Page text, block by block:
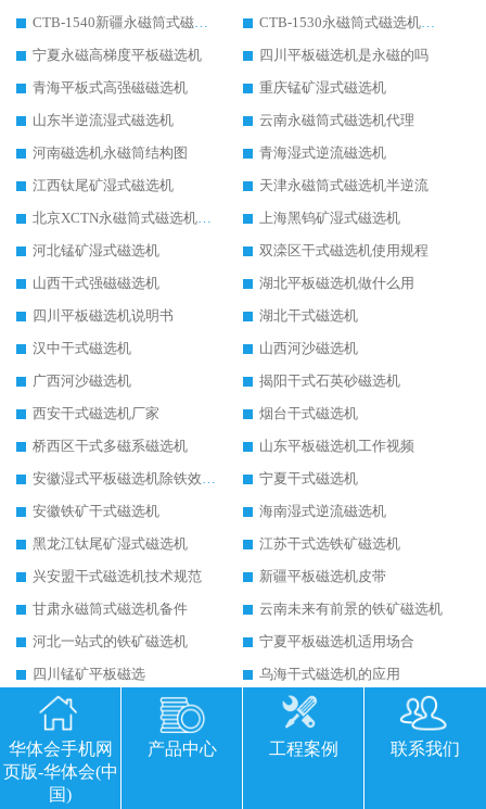
CTB-1540新疆永磁筒式磁选机
CTB-1530永磁筒式磁选机代理商
宁夏永磁高梯度平板磁选机
四川平板磁选机是永磁的吗
青海平板式高强磁磁选机
重庆锰矿湿式磁选机
山东半逆流湿式磁选机
云南永磁筒式磁选机代理
河南磁选机永磁筒结构图
青海湿式逆流磁选机
江西钛尾矿湿式磁选机
天津永磁筒式磁选机半逆流
北京XCTN永磁筒式磁选机磁块位置
上海黑钨矿湿式磁选机
河北锰矿湿式磁选机
双滦区干式磁选机使用规程
山西干式强磁磁选机
湖北平板磁选机做什么用
四川平板磁选机说明书
湖北干式磁选机
汉中干式磁选机
山西河沙磁选机
广西河沙磁选机
揭阳干式石英砂磁选机
西安干式磁选机厂家
烟台干式磁选机
桥西区干式多磁系磁选机
山东平板磁选机工作视频
安徽湿式平板磁选机除铁效果怎么样
宁夏干式磁选机
安徽铁矿干式磁选机
海南湿式逆流磁选机
黑龙江钛尾矿湿式磁选机
江苏干式选铁矿磁选机
兴安盟干式磁选机技术规范
新疆平板磁选机皮带
甘肃永磁筒式磁选机备件
云南未来有前景的铁矿磁选机
河北一站式的铁矿磁选机
宁夏平板磁选机适用场合
四川锰矿平板磁选
乌海干式磁选机的应用
陕西平板全自动磁选机生产厂家
广西平板高梯度磁选机
湖北强磁永磁滚筒
陕西皮带永磁滚筒
福建砂土矿干式磁选机
黑龙江强磁滚筒生产厂家
华体会手机网
页版-华体会(中
国)
产品中心 工程案例 联系我们